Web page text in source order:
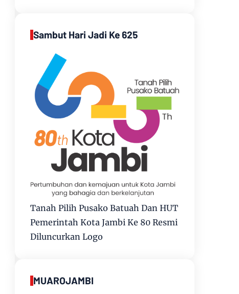
Sambut Hari Jadi Ke 625
Tanah Pilih Pusako Batuah Dan HUT
Pemerintah Kota Jambi Ke 80 Resmi
Diluncurkan Logo
MUAROJAMBI